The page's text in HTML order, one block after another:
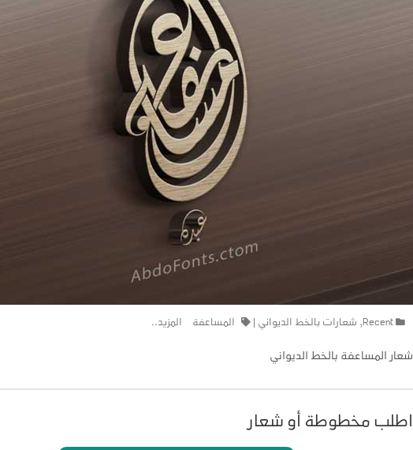
Recent
, شعارات بالخط الديواني المساعفة المزيد..
شعار المساعفة بالخط الديواني
اطلب مخطوطة أو شعار